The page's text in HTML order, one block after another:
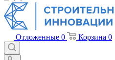
Отложенные 0 Корзина 0